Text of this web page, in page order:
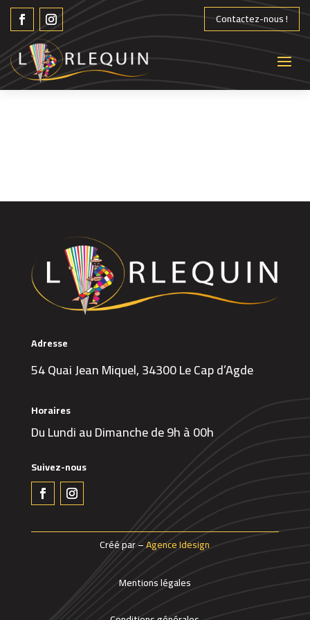
Contactez-nous !
Adresse
54 Quai Jean Miquel, 34300 Le Cap d’Agde
Horaires
Du Lundi au Dimanche de 9h à 00h
Suivez-nous
Créé par –Agence Idesign
Mentions légales